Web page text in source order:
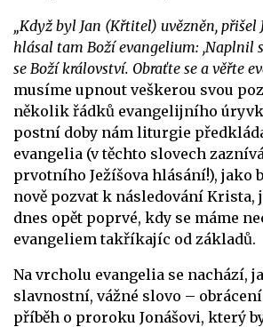
„Když byl Jan (Křtitel) uvězněn, přišel
hlásal tam Boží evangelium: ,Naplnil
se Boží království. Obraťte se a věřte
musíme upnout veškerou svou
několik řádků evangelijního
postní doby nám liturgie
evangelia (v těchto slovech
prvotního Ježíšova hlásání!), jako
nově pozvat k následování Krista,
dnes opět poprvé, kdy se máme
evangeliem takříkajíc od základů.
Na vrcholu evangelia se nachází,
slavnostní, vážné slovo –
příběh o proroku Jonášovi, který